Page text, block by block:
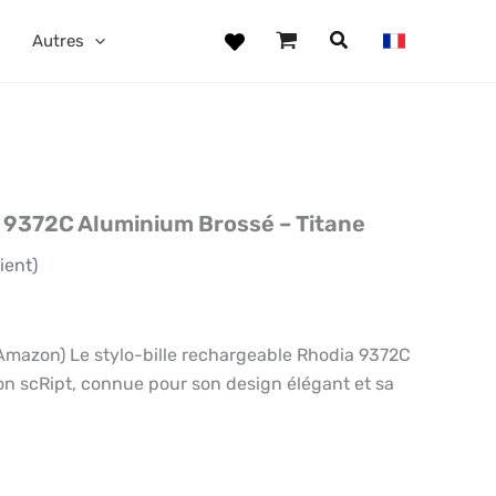
Autres
Aluminium Brossé – Titane
Le stylo-bille rechargeable Rhodia 9372C
scRipt, connue pour son design élégant et sa